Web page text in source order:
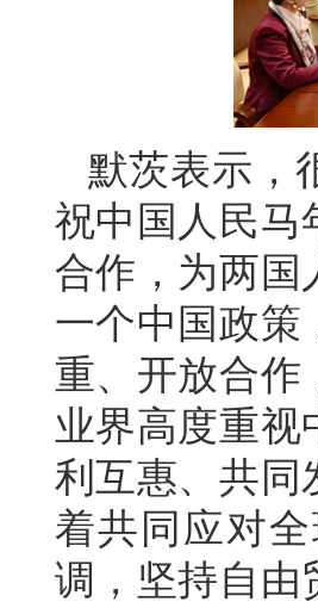
默茨表示，
祝中国人民马
合作，为两国
一个中国政策
重、开放合作
业界高度重视
利互惠、共同
着共同应对
调，坚持自由